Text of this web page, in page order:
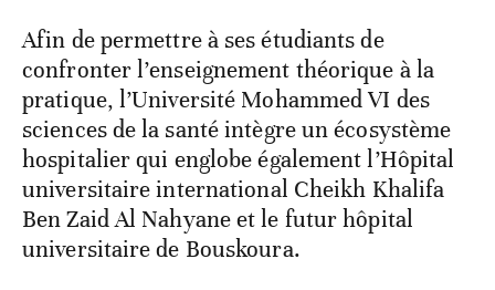
Afin de permettre à ses étudiants de
confronter l’enseignement théorique à la
pratique, l’Université Mohammed VI des
sciences de la santé intègre un écosystème
hospitalier qui englobe également l’Hôpital
universitaire international Cheikh Khalifa
Ben Zaid Al Nahyane et le futur hôpital
universitaire de Bouskoura.